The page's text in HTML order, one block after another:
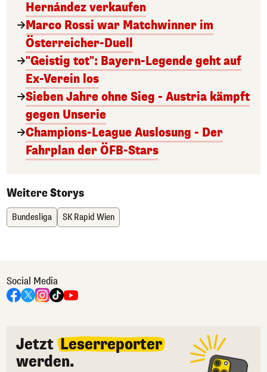
Hernández verkaufen
Marco Rossi war Matchwinner im
Österreicher-Duell
"Geistig tot": Bayern-Legende geht auf
Ex-Verein los
Sieben Jahre ohne Sieg - Austria kämpft
gegen Unserie
Champions-League Auslosung - Der
Fahrplan der ÖFB-Stars
Weitere Storys
Bundesliga SK Rapid Wien
Social Media
Jetzt Leserreporter
werden.